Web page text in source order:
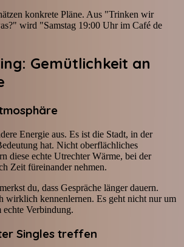
konkrete Pläne. Aus "Trinken wir
wird "Samstag 19:00 Uhr im Café de
Gemütlichkeit an
Energie aus. Es ist die Stadt, in der
hat. Nicht oberflächliches
diese echte Utrechter Wärme, bei der
Zeit füreinander nehmen.
du, dass Gespräche länger dauern.
wirklich kennenlernen. Es geht nicht nur um
Verbindung.
Singles treffen